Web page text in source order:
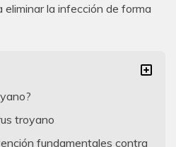
eliminar la infección de forma
troyano
fundamentales contra